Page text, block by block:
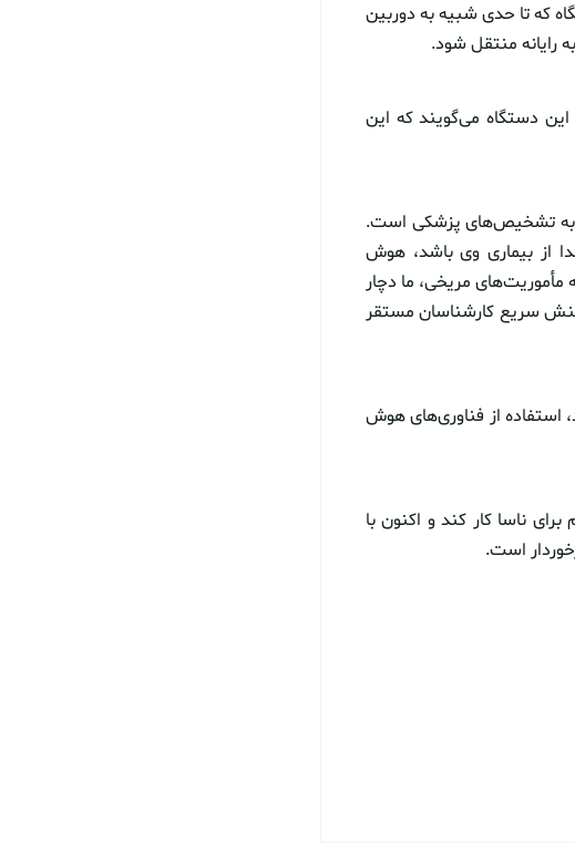
که تا حدی شبیه به دوربین
منتقل شود.
این دستگاه می‌گویند که این
به تشخیص‌های پزشکی است.
از بیماری وی باشد، هوش
مریخی، ما دچار
واکنش سریع کارشناسان مستقر
استفاده از فناوری‌های هوش
پاییز ۲۰۲۱ دوست دارد سرانجام برای ناسا کار کند و اکنون با
است.